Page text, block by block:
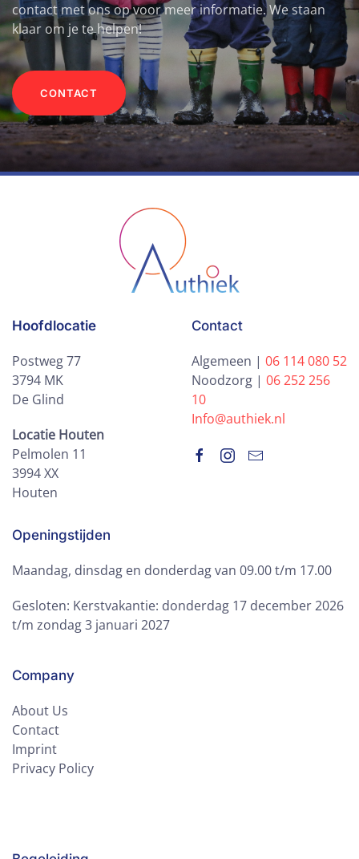
contact met ons op voor meer informatie. We staan
klaar om je te helpen!
CONTACT
Hoofdlocatie
Postweg 77
3794 MK
De Glind
Locatie Houten
Pelmolen 11
3994 XX
Houten
Contact
Algemeen | 06 114 080 52
Noodzorg | 06 252 256
10
Info@authiek.nl
Openingstijden
Maandag, dinsdag en donderdag van 09.00 t/m 17.00
Gesloten: Kerstvakantie: donderdag 17 december 2026
t/m zondag 3 januari 2027
Company
About Us
Contact
Imprint
Privacy Policy